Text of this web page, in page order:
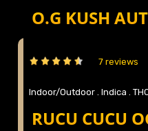
O.G KUSH
7 reviews
Indoor/Outdoor .Indica .
RUCU CUCU